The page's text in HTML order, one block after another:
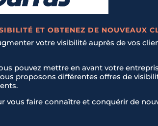
ET OBTENEZ DE NOUVEAUX
votre visibilité auprès de vos
pouvez mettre en avant votre
proposons différentes offres de
vous faire connaître et conquérir de